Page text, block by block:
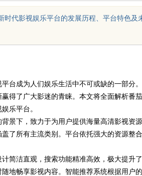
时代影视娱乐平台的发展历程、平台特色
台成为人们娱乐生活中不可或缺的一部分
得了广大影迷的青睐。本文将全面解析番
乐平台。
景下，致力于为用户提供海量高清影视资
了所有主流类别。平台依托强大的资源整
简洁直观，搜索功能精准高效，极大提升
地畅享影视内容。智能推荐系统根据用户
验的最佳选择